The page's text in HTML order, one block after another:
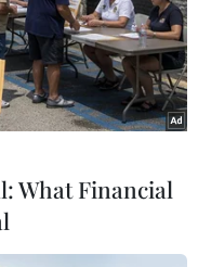
What Financial